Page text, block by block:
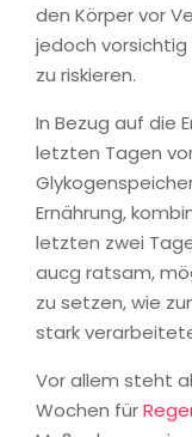
den Körper vor
jedoch vorsichtig
zu riskieren.
In Bezug auf die
letzten Tagen
Ernährung,
letzten zwei
aucg ratsam,
zu setzen, wie
stark
Vor allem steht
Wochen für